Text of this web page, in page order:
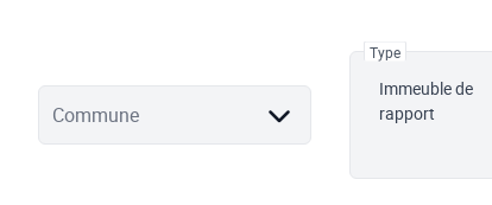
Commune
Type
Immeuble de
rapport